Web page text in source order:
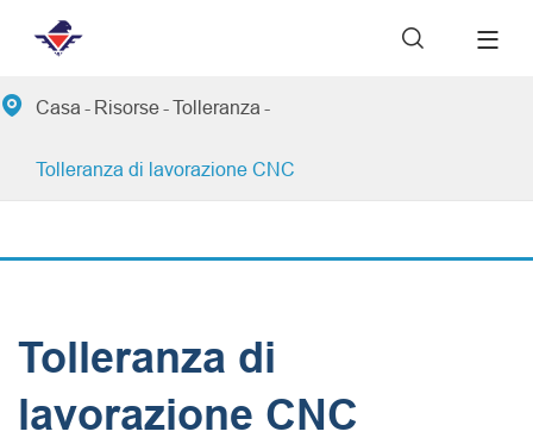

 Casa Risorse Tolleranza
Tolleranza di lavorazione CNC
Tolleranza di
lavorazione CNC